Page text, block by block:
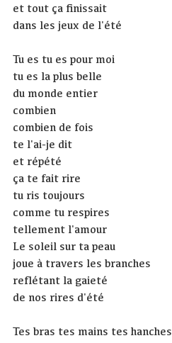
et tout ça finissait
dans les jeux de l'été
Tu es tu es pour moi
tu es la plus belle
du monde entier
combien
combien de fois
te l'ai-je dit
et répété
ça te fait rire
tu ris toujours
comme tu respires
tellement l'amour
Le soleil sur ta peau
joue à travers les branches
reflétant la gaieté
de nos rires d'été
Tes bras tes mains tes hanches